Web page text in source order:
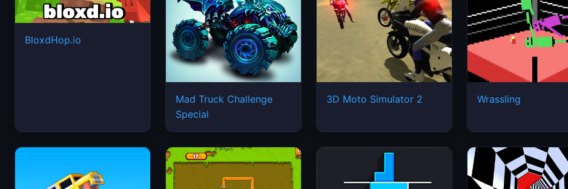
BloxdHop.io
Mad Truck Challenge
Special
3D Moto Simulator 2 Wrassling